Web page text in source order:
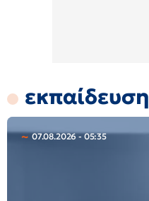
εκπαίδευση
07.08.2026 - 05:35